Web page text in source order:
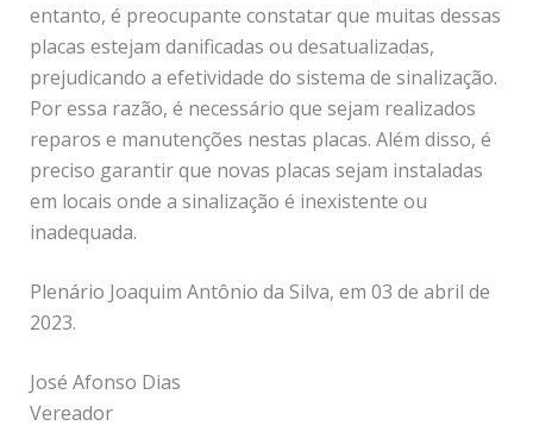
entanto, é preocupante constatar que muitas dessas
placas estejam danificadas ou desatualizadas,
prejudicando a efetividade do sistema de sinalização.
Por essa razão, é necessário que sejam realizados
reparos e manutenções nestas placas. Além disso, é
preciso garantir que novas placas sejam instaladas
em locais onde a sinalização é inexistente ou
inadequada.
Plenário Joaquim Antônio da Silva, em 03 de abril de
2023.
José Afonso Dias
Vereador